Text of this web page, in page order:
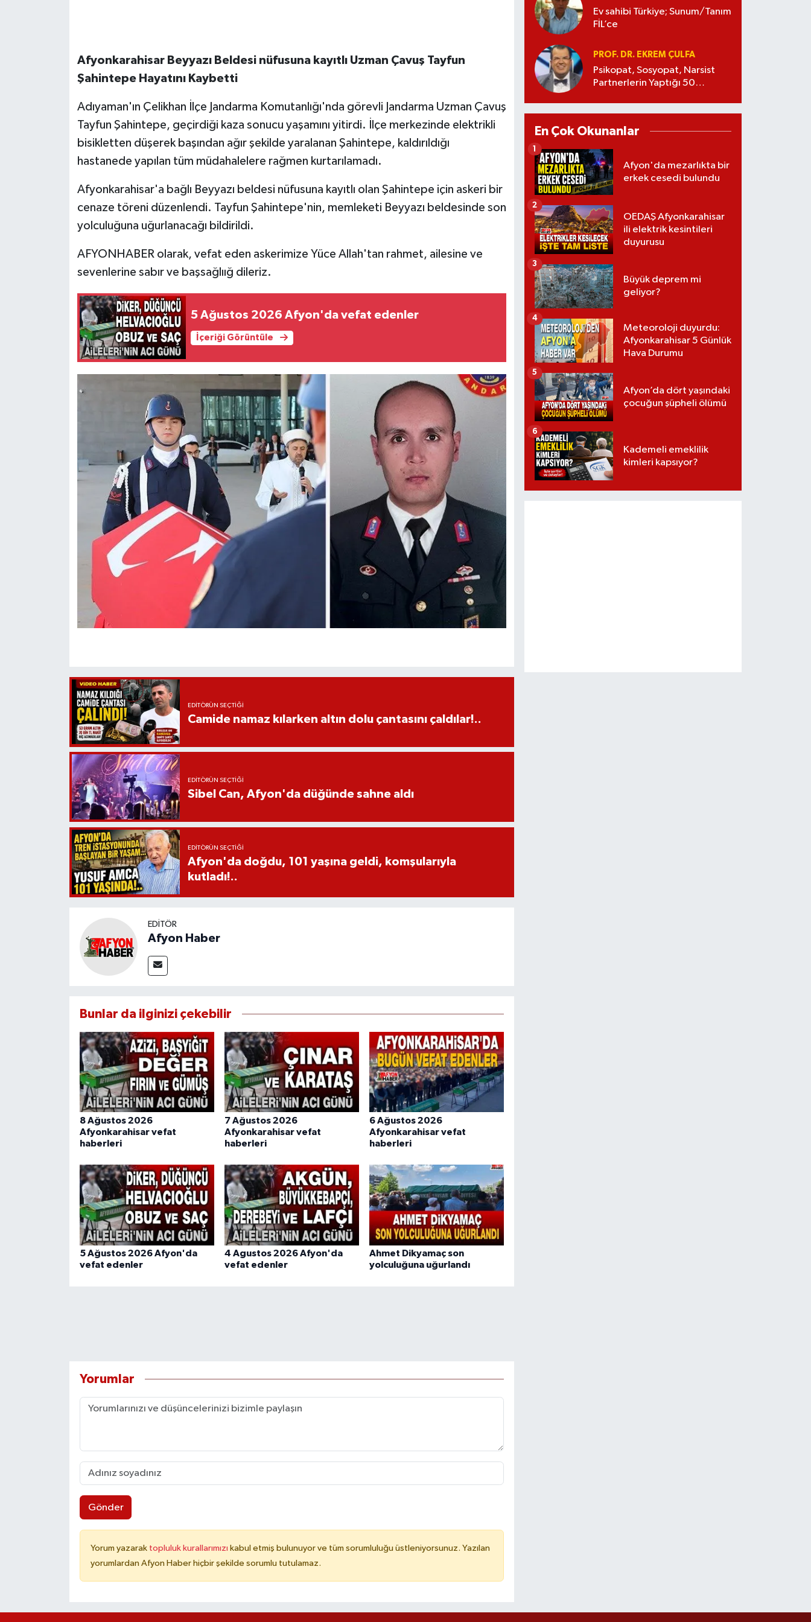
Afyonkarahisar Beyyazı Beldesi nüfusuna kayıtlı Uzman Çavuş Tayfun
Şahintepe Hayatını Kaybetti
Adıyaman'ın Çelikhan İlçe Jandarma Komutanlığı'nda görevli Jandarma Uzman Çavuş
Tayfun Şahintepe, geçirdiği kaza sonucu yaşamını yitirdi. İlçe merkezinde elektrikli
bisikletten düşerek başından ağır şekilde yaralanan Şahintepe, kaldırıldığı
hastanede yapılan tüm müdahalelere rağmen kurtarılamadı.
Afyonkarahisar'a bağlı Beyyazı beldesi nüfusuna kayıtlı olan Şahintepe için askeri bir
cenaze töreni düzenlendi. Tayfun Şahintepe'nin, memleketi Beyyazı beldesinde son
yolculuğuna uğurlanacağı bildirildi.
AFYONHABER olarak, vefat eden askerimize Yüce Allah'tan rahmet, ailesine ve
sevenlerine sabır ve başsağlıığ dileriz.
5 Ağustos 2026 Afyon'da vefat edenler
İçeriği Görüntüle
EDITÖRÜN SEÇTIĞI
Camide namaz kılarken altın dolu çantasını çaldılar!..
EDITÖRÜN SEÇTIĞI
Sibel Can, Afyon'da düğünde sahne aldı
EDITÖRÜN SEÇTIĞI
Afyon'da doğdu, 101 yaşına geldi, komşularıyla
kutladı!..
EDITÖR
Afyon Haber
Bunlar da ilginizi çekebilir
8 Ağustos 2026
Afyonkarahisar vefat
haberleri
7 Ağustos 2026
Afyonkarahisar vefat
haberleri
6 Ağustos 2026
Afyonkarahisar vefat
haberleri
5 Ağustos 2026 Afyon'da
vefat edenler
4 Agustos 2026 Afyon'da
vefat edenler
Ahmet Dikyamaç son
yolculuğuna uğurlandı
Yorumlar
Gönder
Yorum yazarak topluluk kurallarımızı kabul etmiş bulunuyor ve tüm sorumluluğu üstleniyorsunuz. Yazılan
yorumlardan Afyon Haber hiçbir şekilde sorumlu tutulamaz.
Ev sahibi Türkiye; Sunum/Tanım
FİL’ce
PROF. DR. EKREM ÇULFA
Psikopat, Sosyopat, Narsist
Partnerlerin Yaptığı 50
En Çok Okunanlar
Afyon'da mezarlıkta bir
erkek cesedi bulundu
1
OEDAŞ Afyonkarahisar
ili elektrik kesintileri
duyurusu
2
Büyük deprem mi
geliyor?
3
Meteoroloji duyurdu:
Afyonkarahisar 5 Günlük
Hava Durumu
4
Afyon’da dört yaşındaki
çocuğun şüpheli ölümü
5
Kademeli emeklilik
kimleri kapsıyor?
6